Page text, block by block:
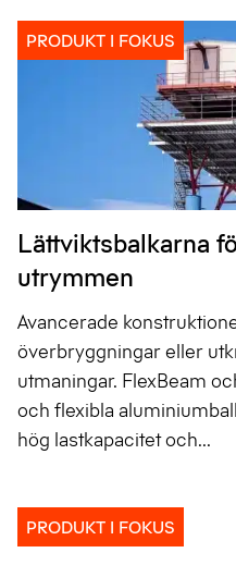
PRODUKT I FOKUS
Lättviktsbalkarna
utrymmen
Avancerade
överbryggningar eller
utmaningar. FlexBeam
och flexibla
hög lastkapacitet och...
PRODUKT I FOKUS